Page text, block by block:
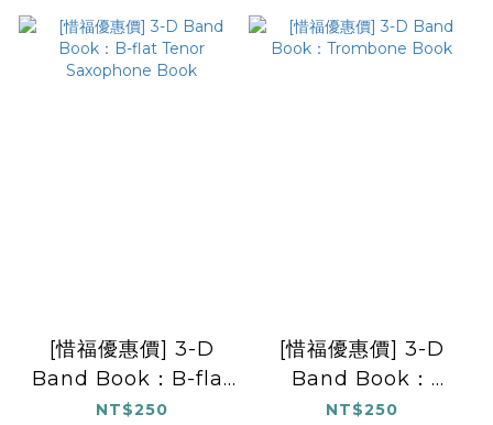
[惜福優惠價] 3-D
Band Book：B-flat
Tenor Saxophone
NT$250
[惜福優惠價] 3-D
Band Book：
Trombone Book
NT$250